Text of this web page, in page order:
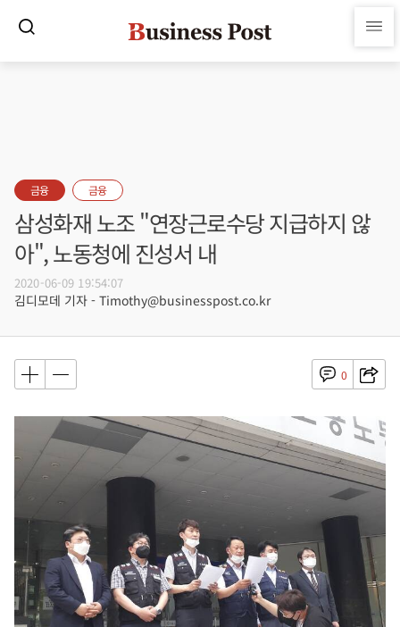
금융 금융
삼성화재 노조 "연장근로수당 지급하지 않
아", 노동청에 진성서 내
2020-06-09 19:54:07
김디모데 기자 - Timothy@businesspost.co.kr
0